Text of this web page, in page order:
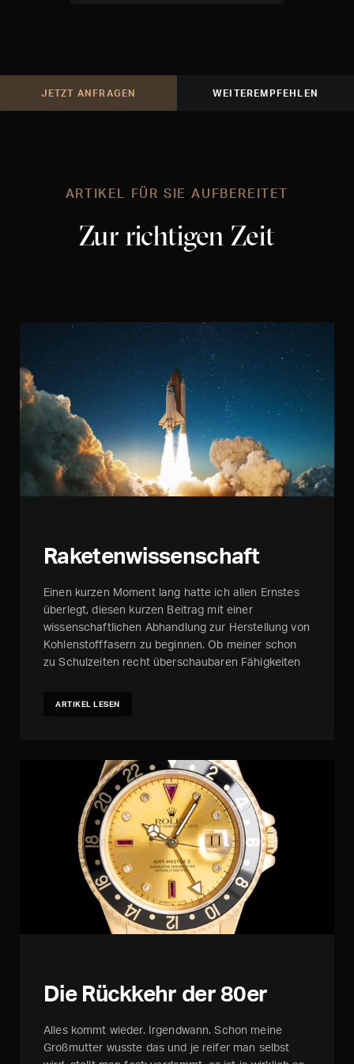
JETZT ANFRAGEN WEITEREMPFEHLEN
ARTIKEL FÜR SIE AUFBEREITET
Zur richtigen Zeit
Raketenwissenschaft
Einen kurzen Moment lang hatte ich allen Ernstes
überlegt, diesen kurzen Beitrag mit einer
wissenschaftlichen Abhandlung zur Herstellung von
Kohlenstofffasern zu beginnen. Ob meiner schon
zu Schulzeiten recht überschaubaren Fähigkeiten
ARTIKEL LESEN
Die Rückkehr der 80er
Alles kommt wieder. Irgendwann. Schon meine
Großmutter wusste das und je reifer man selbst